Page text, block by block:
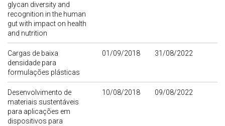
glycan diversity and
recognition in the human
gut with impact on health
and nutrition
Cargas de baixa
densidade para
formulações plásticas
01/09/2018 31/08/2022
Desenvolvimento de
materiais sustentáveis
para aplicações em
dispositivos para
10/08/2018 09/08/2022